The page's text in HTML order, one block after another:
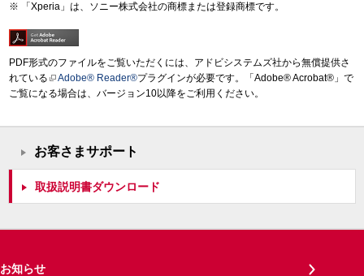
「Xperia」は、ソニー株式会社の商標または登録商標です。
PDF形式のファイルをご覧いただくには、アドビシステムズ社から無償提供さ
れている
Adobe® Reader®プラグインが必要です。「Adobe® Acrobat®」で
ご覧になる場合は、バージョン10以降をご利用ください。
お客さまサポート
取扱説明書ダウンロード
お知らせ